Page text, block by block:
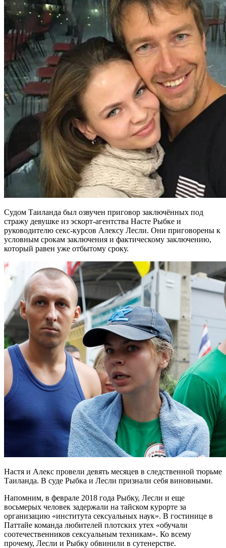
Судом Таиланда был озвучен приговор заключённых под
стражу девушке из эскорт-агентства Насте Рыбке и
руководителю секс-курсов Алексу Лесли. Они приговорены к
условным срокам заключения и фактическому заключению,
который равен уже отбытому сроку.
Настя и Алекс провели девять месяцев в следственной тюрьме
Таиланда. В суде Рыбка и Лесли признали себя виновными.
Напомним, в феврале 2018 года Рыбку, Лесли и еще
восьмерых человек задержали на тайском курорте за
организацию «института сексуальных наук». В гостинице в
Паттайе команда любителей плотских утех «обучали
соотечественников сексуальным техникам». Ко всему
прочему, Лесли и Рыбку обвинили в сутенерстве.